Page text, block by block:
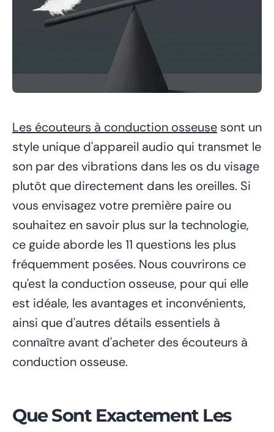
Les écouteurs à conduction osseuse sont un
style unique d'appareil audio qui transmet le
son par des vibrations dans les os du visage
plutôt que directement dans les oreilles. Si
vous envisagez votre première paire ou
souhaitez en savoir plus sur la technologie,
ce guide aborde les 11 questions les plus
fréquemment posées. Nous couvrirons ce
qu'est la conduction osseuse, pour qui elle
est idéale, les avantages et inconvénients,
ainsi que d'autres détails essentiels à
connaître avant d'acheter des écouteurs à
conduction osseuse.
Que Sont Exactement Les